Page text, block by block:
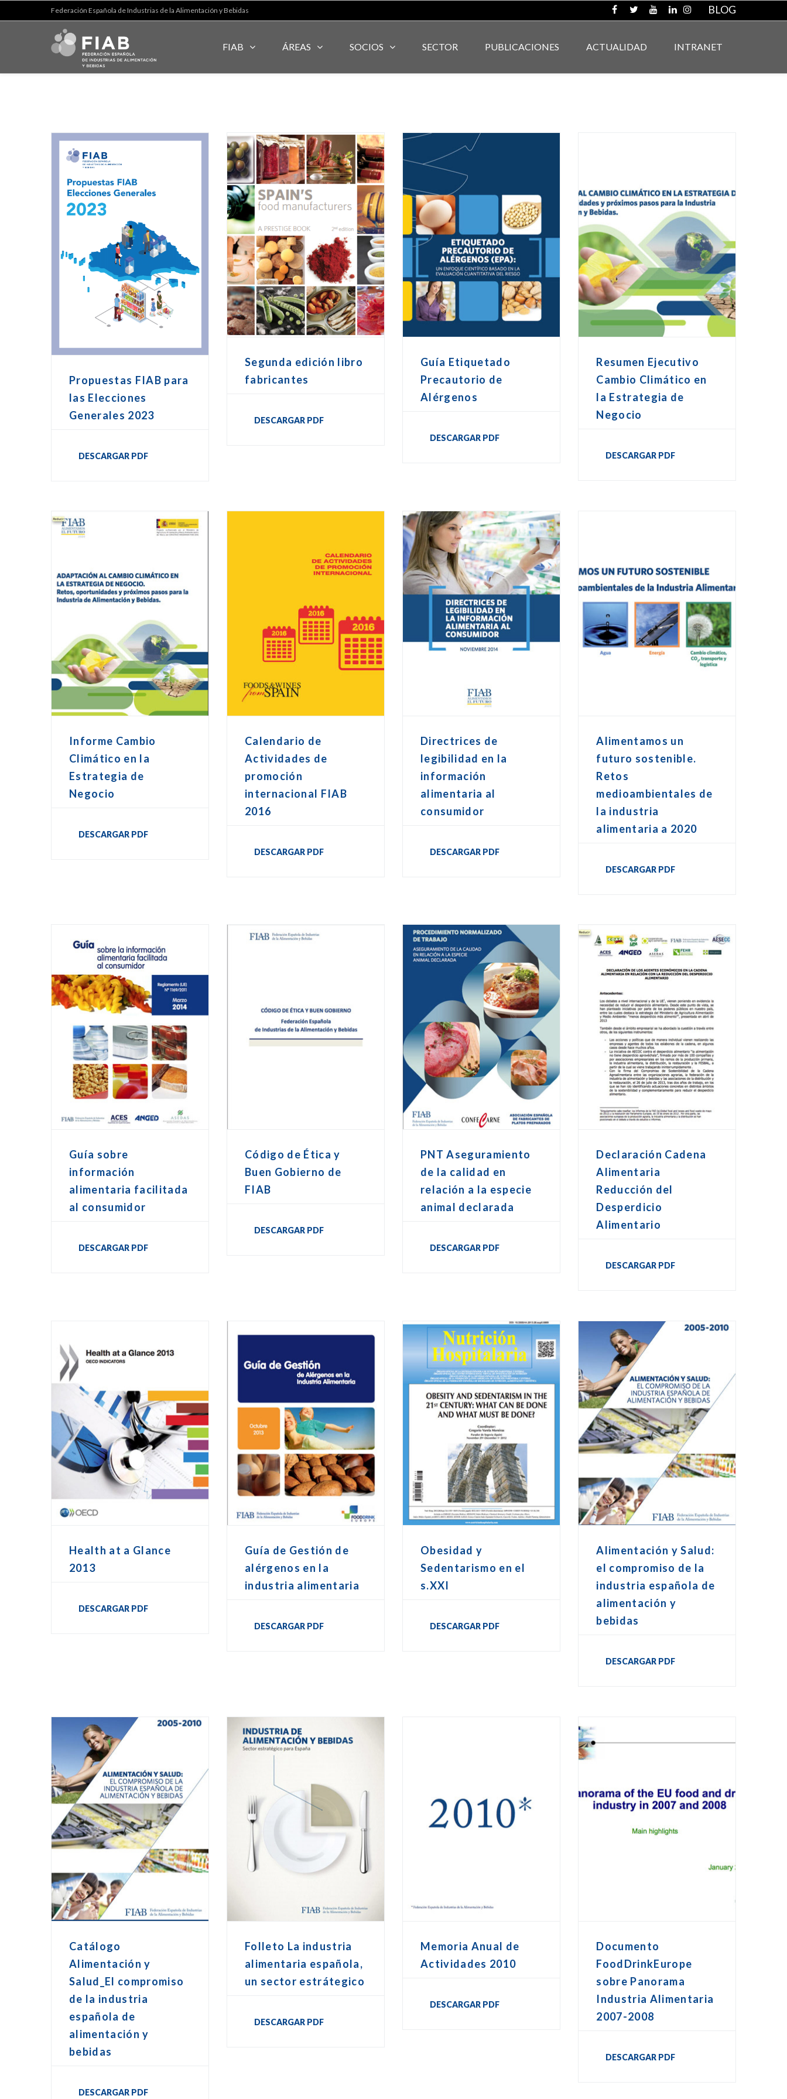
Federación Española de Industrias de la Alimentación y Bebidas BLOG
FIAB ÁREAS SOCIOS SECTOR PUBLICACIONES ACTUALIDAD INTRANET
Propuestas FIAB para
las Elecciones
Generales 2023
DESCARGAR PDF
Segunda edición libro
fabricantes
DESCARGAR PDF
Guía Etiquetado
Precautorio de
Alérgenos
DESCARGAR PDF
Resumen Ejecutivo
Cambio Climático en
la Estrategia de
Negocio
DESCARGAR PDF
Informe Cambio
Climático en la
Estrategia de
Negocio
DESCARGAR PDF
Calendario de
Actividades de
promoción
internacional FIAB
2016
DESCARGAR PDF
Directrices de
legibilidad en la
información
alimentaria al
consumidor
DESCARGAR PDF
Alimentamos un
futuro sostenible.
Retos
medioambientales de
la industria
alimentaria a 2020
DESCARGAR PDF
Guía sobre
información
alimentaria facilitada
al consumidor
DESCARGAR PDF
Código de Ética y
Buen Gobierno de
FIAB
DESCARGAR PDF
PNT Aseguramiento
de la calidad en
relación a la especie
animal declarada
DESCARGAR PDF
Declaración Cadena
Alimentaria
Reducción del
Desperdicio
Alimentario
DESCARGAR PDF
Health at a Glance
2013
DESCARGAR PDF
Guía de Gestión de
alérgenos en la
industria alimentaria
DESCARGAR PDF
Obesidad y
Sedentarismo en el
s.XXI
DESCARGAR PDF
Alimentación y Salud:
el compromiso de la
industria española de
alimentación y
bebidas
DESCARGAR PDF
Catálogo
Alimentación y
Salud_El compromiso
de la industria
española de
alimentación y
bebidas
DESCARGAR PDF
Folleto La industria
alimentaria española,
un sector estrátegico
DESCARGAR PDF
Memoria Anual de
Actividades 2010
DESCARGAR PDF
Documento
FoodDrinkEurope
sobre Panorama
Industria Alimentaria
2007-2008
DESCARGAR PDF